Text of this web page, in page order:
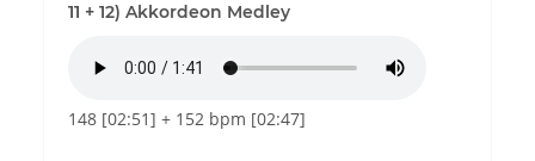
11 + 12) Akkordeon Medley
148 [02:51] + 152 bpm [02:47]